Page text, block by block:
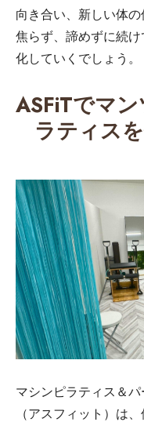
向き合い、新しい体の
焦らず、諦めずに続
化していくでしょう。
ASFiTでマ
ラティス
マシンピラティス＆パ
（アスフィット）は